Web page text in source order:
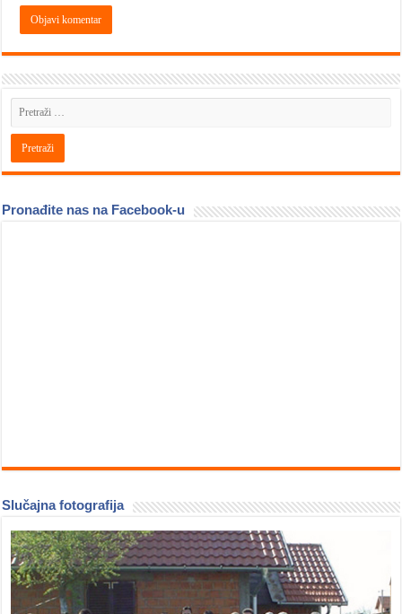
Pronađite nas na Facebook-u
Slučajna fotografija